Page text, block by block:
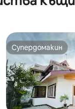
Супердомакин
Супердомакин